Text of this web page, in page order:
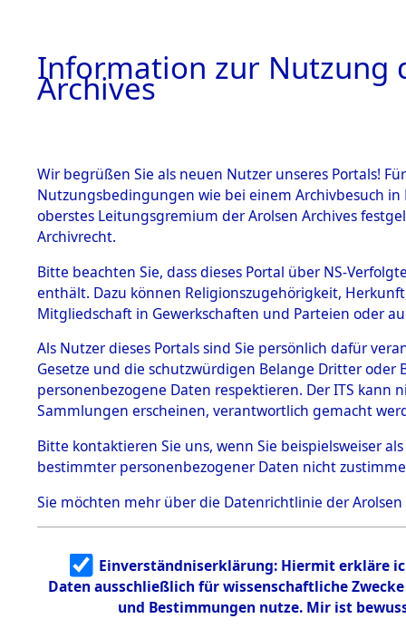
BESTÄNDE
1.
mente
5. Verschiedenes
5.3
Todesmärsche
5.3.1 Alliierte
Erhebungen
zu
Todesmärsch
en
5.3.2
Identifizierun
g
5.3.3
Todesmärsch
Dead -
Branch -
Information zur Nutzung
Archives
Wir begrüßen Sie als neuen Nutzer unseres Portals!
Nutzungsbedingungen wie bei einem Archivbesuch
oberstes Leitungsgremium der Arolsen Archives
Archivrecht.
Bitte beachten Sie, dass dieses Portal über NS-
enthält. Dazu können Religionszugehörigkeit,
Mitgliedschaft in Gewerkschaften und Parteien oder
Als Nutzer dieses Portals sind Sie persönlich dafür
Gesetze und die schutzwürdigen Belange Dritter
personenbezogene Daten respektieren. Der ITS
Sammlungen erscheinen, verantwortlich gemacht
Bitte kontaktieren Sie uns, wenn Sie beispielsweiser
bestimmter personenbezogener Daten nicht
Sie möchten mehr über die Datenrichtlinie der Arolsen
Einverständniserklärung: Hiermit erkläre
Daten ausschließlich für wissenschaftliche
und Bestimmungen nutze. Mir ist